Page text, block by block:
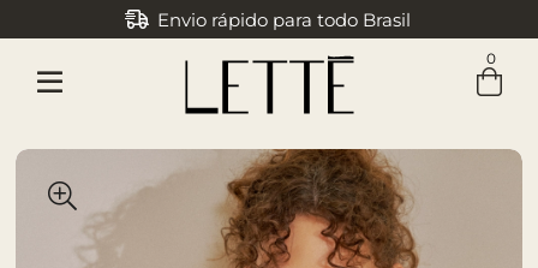
Envio rápido para todo Brasil
Parcele em até 3x sem juros
0